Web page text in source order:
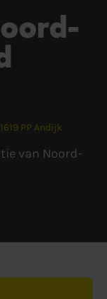
PP Andijk
van Noord-